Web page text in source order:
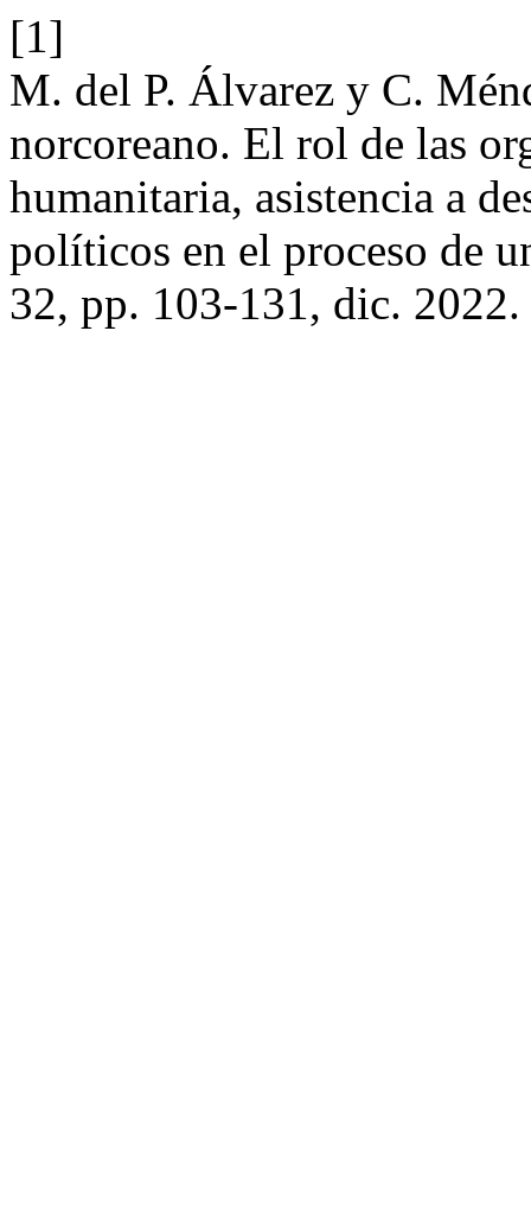
[1]
M. del P. Álvarez y C.
norcoreano. El rol de las
humanitaria, asistencia a
políticos en el proceso de
32, pp. 103-131, dic. 2022.